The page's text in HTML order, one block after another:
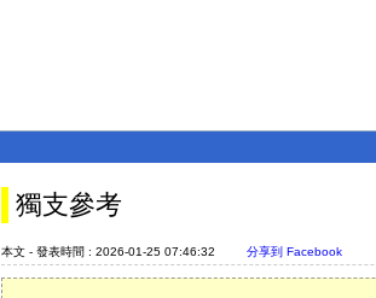
獨支參考
本文 - 發表時間 : 2026-01-25 07:46:32 分享到 Facebook